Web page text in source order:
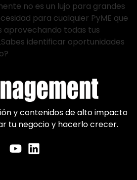
no es un lujo para grandes
para cualquier PyME que
aprovechando todas tus
identificar oportunidades
y contenidos de alto impacto
tu negocio y hacerlo crecer.